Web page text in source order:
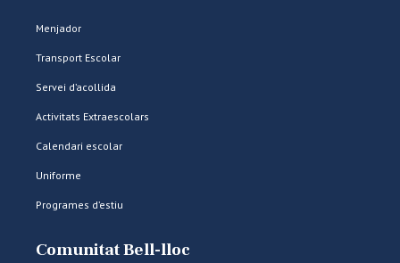
Menjador
Transport Escolar
Servei d’acollida
Activitats Extraescolars
Calendari escolar
Uniforme
Programes d’estiu
Comunitat Bell-lloc